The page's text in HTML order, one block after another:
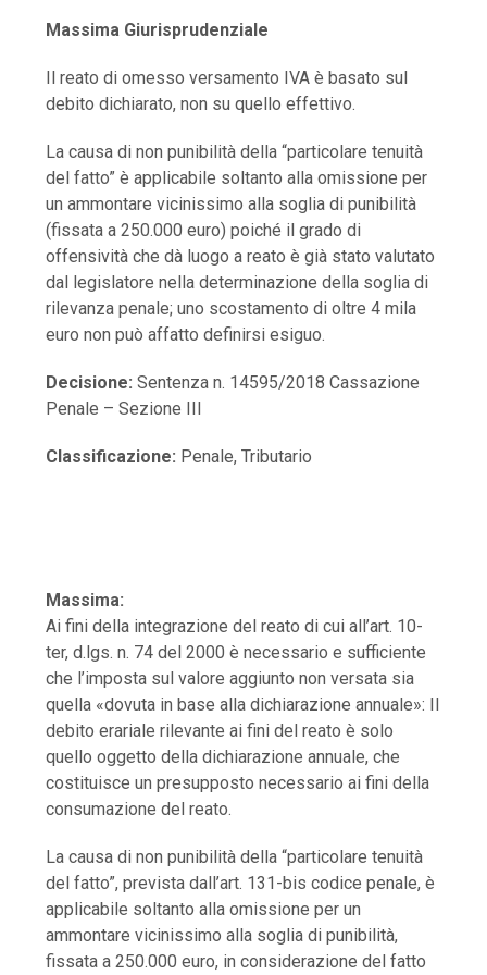
Massima Giurisprudenziale
Il reato di omesso versamento IVA è basato sul
debito dichiarato, non su quello effettivo.
La causa di non punibilità della “particolare tenuità
del fatto” è applicabile soltanto alla omissione per
un ammontare vicinissimo alla soglia di punibilità
(fissata a 250.000 euro) poiché il grado di
offensività che dà luogo a reato è già stato valutato
dal legislatore nella determinazione della soglia di
rilevanza penale; uno scostamento di oltre 4 mila
euro non può affatto definirsi esiguo.
Decisione: Sentenza n. 14595/2018 Cassazione
Penale – Sezione III
Classificazione: Penale, Tributario
Massima:
Ai fini della integrazione del reato di cui all’art. 10-
ter, d.lgs. n. 74 del 2000 è necessario e sufficiente
che l’imposta sul valore aggiunto non versata sia
quella «dovuta in base alla dichiarazione annuale»: Il
debito erariale rilevante ai fini del reato è solo
quello oggetto della dichiarazione annuale, che
costituisce un presupposto necessario ai fini della
consumazione del reato.
La causa di non punibilità della “particolare tenuità
del fatto”, prevista dall’art. 131-bis codice penale, è
applicabile soltanto alla omissione per un
ammontare vicinissimo alla soglia di punibilità,
fissata a 250.000 euro, in considerazione del fatto